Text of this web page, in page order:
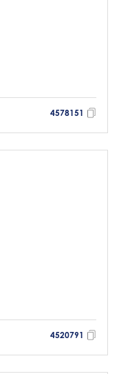
4578151
4520791